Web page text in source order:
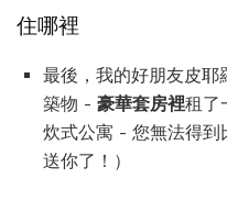
住哪裡
最後，我的好朋友皮耶
築物 - 豪華套房裡租了
炊式公寓 - 您無法得到
送你了！）